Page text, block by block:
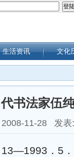
生活资讯 文化
书法家伍
2008-11-28 发表:
．5